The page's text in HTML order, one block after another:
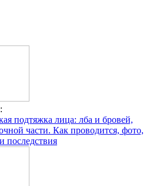
подтяжка лица: лба и бровей,
части. Как проводится, фото,
последствия